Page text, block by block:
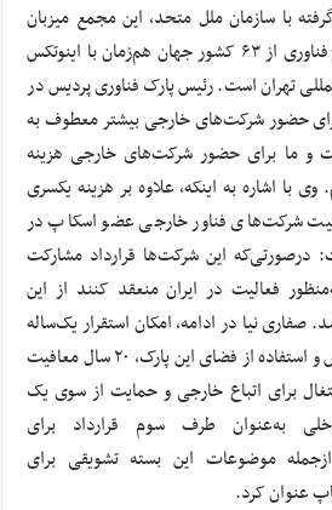
با سازمان ملل متحد، این مجمع میزبان
سیاست‌گذاران عرصه علم و فناوری از ۶۳ کشور جهان هم‌زمان با اینوتکس
تهران است. رئیس پارک فناوری پردیس در
برای حضور شرکت‌های خارجی بیشتر معطوف به
ما برای حضور شرکت‌های خارجی هزینه
وی با اشاره به اینکه، علاوه بر هزینه یکسری
شرکت‌های فناور خارجی عضو اسکاپ در
درصورتی‌که این شرکت‌ها قرارداد مشارکت
فعالیت در ایران منعقد کنند از این
صفاری نیا در ادامه، امکان استقرار یک‌ساله
رایگان در پارک فناوری پردیس و استفاده از فضای این پارک، ۲۰ سال معافیت
برای اتباع خارجی و حمایت از سوی یک
به‌عنوان طرف سوم قرارداد برای
موضوعات این بسته تشویقی برای
عنوان کرد.